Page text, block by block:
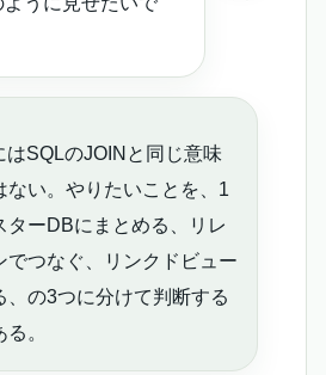
はSQLのJOINと同じ意味
ない。やりたいことを、1
ターDBにまとめる、リレ
でつなぐ、リンクドビュー
、の3つに分けて判断する
。